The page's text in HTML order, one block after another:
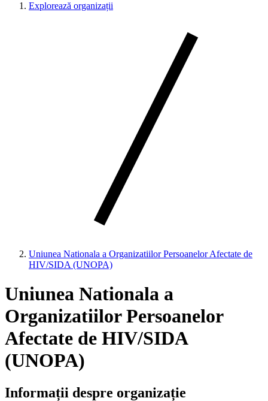
Explorează organizații
Uniunea Nationala a Organizatiilor Persoanelor Afectate de
HIV/SIDA (UNOPA)
Uniunea Nationala a
Organizatiilor Persoanelor
Afectate de HIV/SIDA
(UNOPA)
Informații despre organizație